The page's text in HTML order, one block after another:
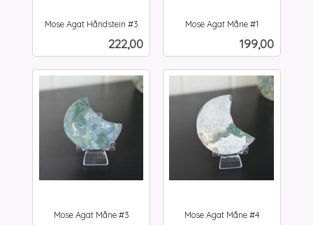
Mose Agat Håndstein #3
Pris
222,00
Mose Agat Måne #1
Pris
199,00
Mose Agat Måne #3 Mose Agat Måne #4